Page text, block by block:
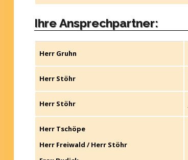
Ihre Ansprechpartner:
Herr Gruhn
Herr Stöhr
Herr Stöhr
Herr Tschöpe
Herr Freiwald / Herr Stöhr